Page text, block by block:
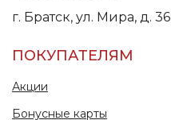
г. Братск, ул. Мира, д. 36
ПОКУПАТЕЛЯМ
Акции
Бонусные карты